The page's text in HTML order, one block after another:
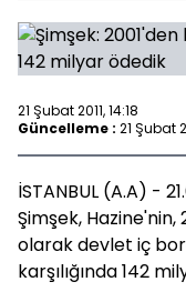
21 Şubat 2011, 14:18
Güncelleme : 21 Şubat
İSTANBUL (A.A) -
Şimşek, Hazine'nin,
olarak devlet iç
karşılığında 142